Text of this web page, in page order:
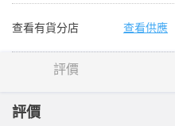
查看有貨分店 查看供應
評價
評價